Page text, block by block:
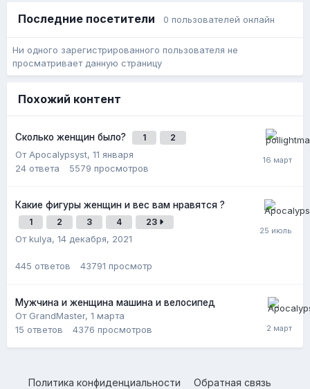
Последние посетители 0 пользователей онлайн
Ни одного зарегистрированного пользователя не
просматривает данную страницу
Похожий контент
Сколько женщин было? 1 2
От Apocalypsyst, 11 января
24 ответа 5579 просмотров
Какие фигуры женщин и вес вам нравятся ?
1 2 3 4 23
От kulya, 14 декабря, 2021
445 ответов 43791 просмотр
Мужчина и женщина машина и велосипед
От GrandMaster, 1 марта
15 ответов 4376 просмотров
Политика конфиденциальности
Обратная связь